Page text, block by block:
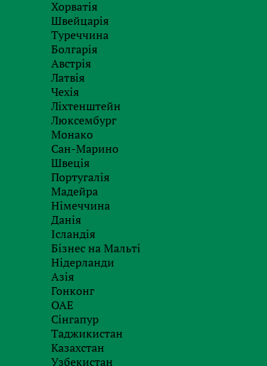
Хорватія
Швейцарія
Туреччина
Болгарія
Австрія
Латвія
Чехія
Ліхтенштейн
Люксембург
Монако
Сан-Марино
Швеція
Португалія
Мадейра
Німеччина
Данія
Ісландія
Бізнес на Мальті
Нідерланди
Азія
Гонконг
ОАЕ
Сінгапур
Таджикистан
Казахстан
Узбекистан
В
EMV Chip, що і в контактному чипі.
який гарантує, що навіть у разі
створення підроблених карт. Дана
оплати як для покупців, так і для
без введення ПІН-коду значно
При безконтактній оплаті
коду не потрібно при транзакціях на
“У безконтактних платежах
транзакцій в Україні вже
останнім часом затребуваність
в країнах СНД і Південно-Східної
У компанії Visa зазначили, що
забезпеченні можливості
роздрібної торгівлі та банками для